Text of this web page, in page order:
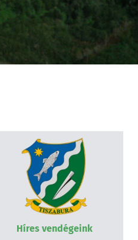
Híres vendégeink